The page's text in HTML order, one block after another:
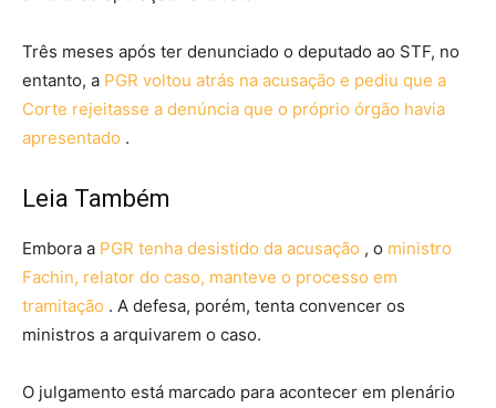
Três meses após ter denunciado o deputado ao STF, no
entanto, a PGR voltou atrás na acusação e pediu que a
Corte rejeitasse a denúncia que o próprio órgão havia
apresentado .
Leia Também
Embora a PGR tenha desistido da acusação , o ministro
Fachin, relator do caso, manteve o processo em
tramitação . A defesa, porém, tenta convencer os
ministros a arquivarem o caso.
O julgamento está marcado para acontecer em plenário